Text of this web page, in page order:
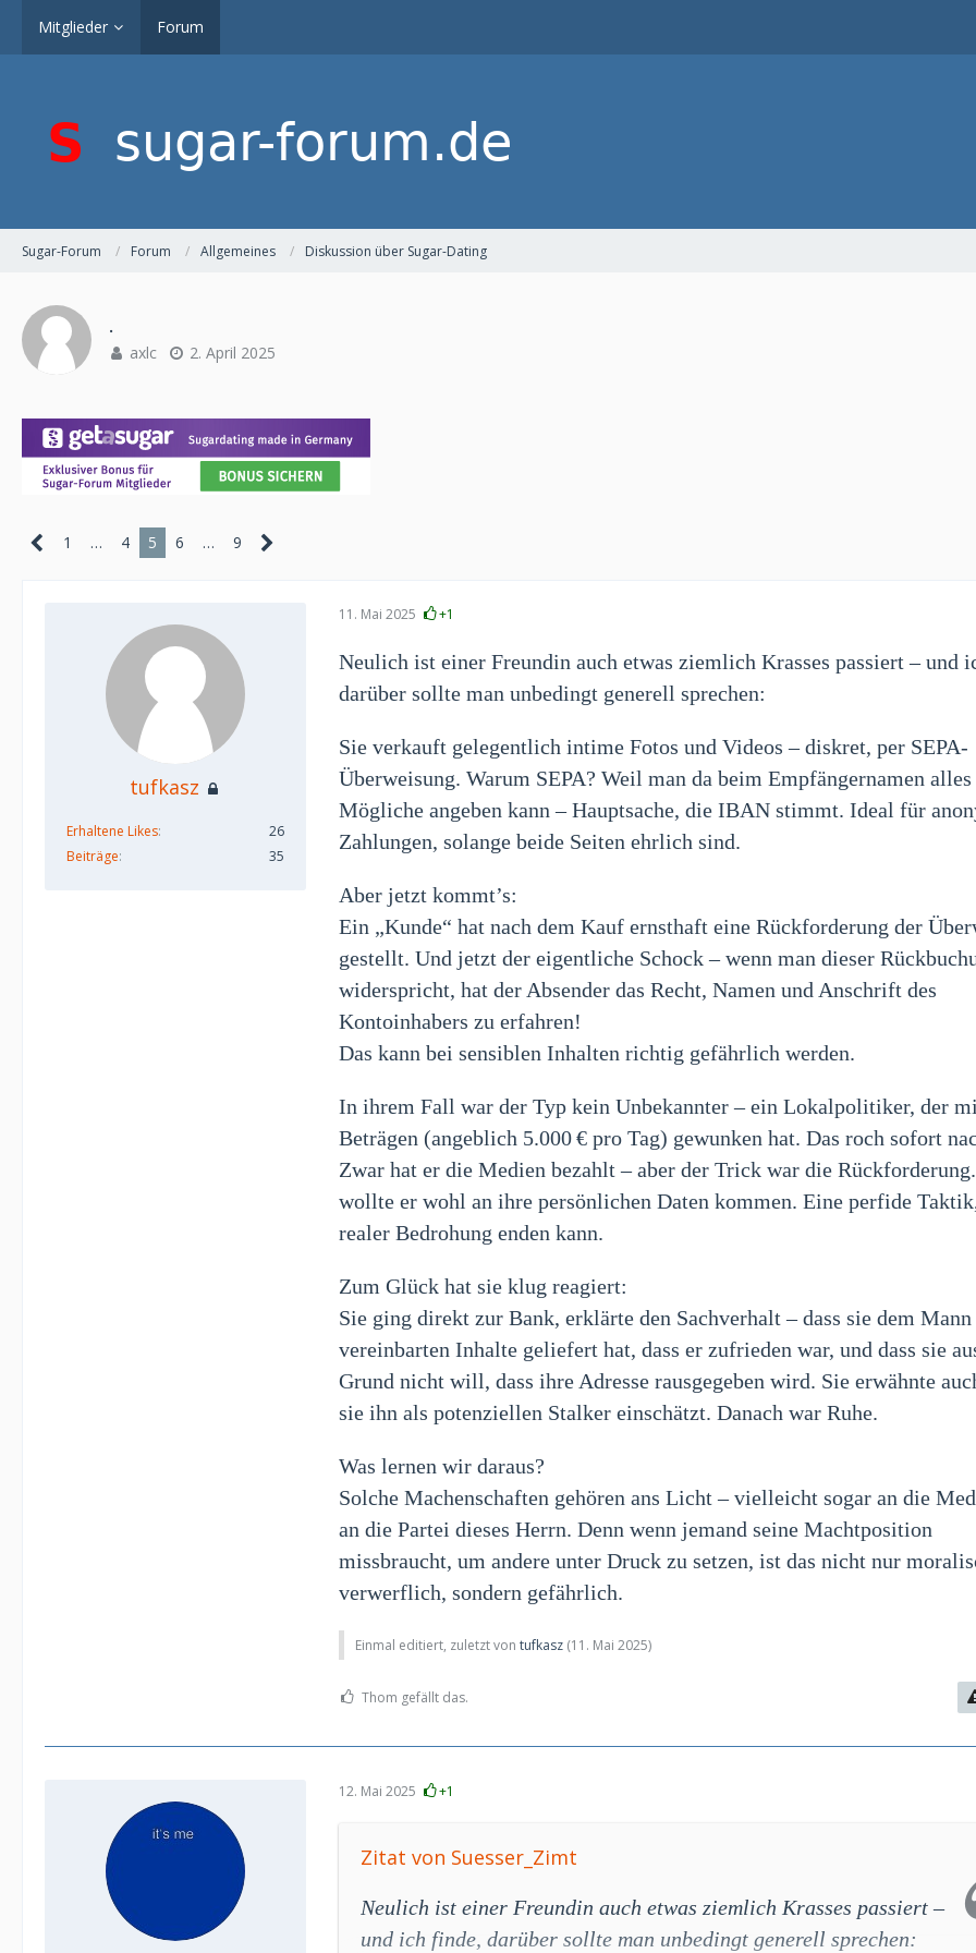
Mitglieder Forum
Sugar-Forum Forum Allgemeines Diskussion über Sugar-Dating
.
axlc 2. April 2025
1 … 4 5 6 … 9
tufkasz
Erhaltene Likes
26
Beiträge
35
11. Mai 2025 +1
Neulich ist einer Freundin auch etwas ziemlich Krasses passiert – und
darüber sollte man unbedingt generell sprechen:
Sie verkauft gelegentlich intime Fotos und Videos – diskret, per SEPA-
Überweisung. Warum SEPA? Weil man da beim Empfängernamen alles
Mögliche angeben kann – Hauptsache, die IBAN stimmt. Ideal für
Zahlungen, solange beide Seiten ehrlich sind.
Aber jetzt kommt’s:
Ein „Kunde“ hat nach dem Kauf ernsthaft eine Rückforderung der
gestellt. Und jetzt der eigentliche Schock – wenn man dieser
widerspricht, hat der Absender das Recht, Namen und Anschrift des
Kontoinhabers zu erfahren!
Das kann bei sensiblen Inhalten richtig gefährlich werden.
In ihrem Fall war der Typ kein Unbekannter – ein Lokalpolitiker, der
Beträgen (angeblich 5.000 € pro Tag) gewunken hat. Das roch sofort
Zwar hat er die Medien bezahlt – aber der Trick war die
wollte er wohl an ihre persönlichen Daten kommen. Eine perfide
realer Bedrohung enden kann.
Zum Glück hat sie klug reagiert:
Sie ging direkt zur Bank, erklärte den Sachverhalt – dass sie dem
vereinbarten Inhalte geliefert hat, dass er zufrieden war, und dass sie
Grund nicht will, dass ihre Adresse rausgegeben wird. Sie erwähnte
sie ihn als potenziellen Stalker einschätzt. Danach war Ruhe.
Was lernen wir daraus?
Solche Machenschaften gehören ans Licht – vielleicht sogar an die
an die Partei dieses Herrn. Denn wenn jemand seine Machtposition
missbraucht, um andere unter Druck zu setzen, ist das nicht nur
verwerflich, sondern gefährlich.
Einmal editiert, zuletzt von tufkasz (11. Mai 2025)
Thom gefällt das.
12. Mai 2025 +1
Zitat von Suesser_Zimt
Neulich ist einer Freundin auch etwas ziemlich Krasses passiert –
und ich finde, darüber sollte man unbedingt generell sprechen: